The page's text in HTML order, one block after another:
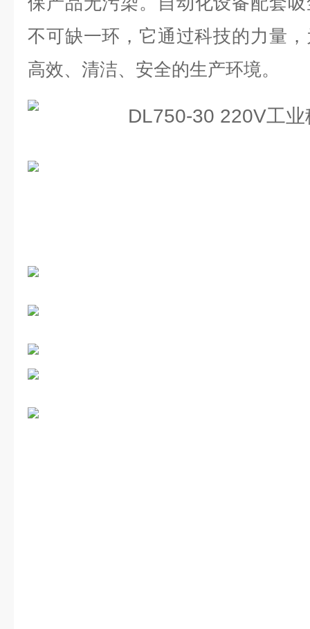
不可缺一环，它通过科技的力量
高效、清洁、安全的生产环境。